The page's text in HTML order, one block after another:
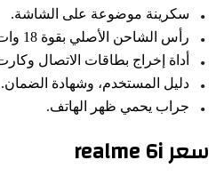
سكرينة موضوعة على الشاشة.
رأس الشاحن الأصلي بقوة 18 وات الذي يدعم الشحن السريع، مع كابل USB Type-C.
أداة إخراج بطاقات الاتصال
دليل المستخدم، وشهادة الضمان.
جراب يحمي ظهر الهاتف.
سعر realme 6i